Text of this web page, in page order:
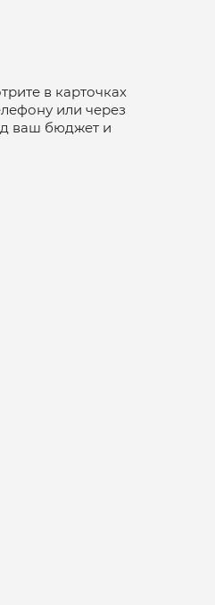
в карточках
или через
ваш бюджет и